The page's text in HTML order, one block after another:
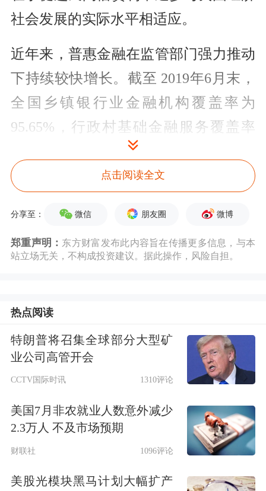
社会发展的实际水平相适应。
近年来，普惠金融在监管部门强力推动
下持续较快增长。截至 2019年6月末，
全国乡镇银行业金融机构覆盖率为
95.65%，行政村基础金融服务覆盖率
99.20%；全国小微企业贷款余额35.63
万亿元，其中普惠型小微企业贷款(单
贷款)余额10.7万亿元，较年初增长
14.27%。普惠金融的快速发展有助于改
近年来市场贷款利率水平也在稳步下
降，我国央行公布的一年期贷款基准利
率已由2015年年初的5.35%逐步调降至
2019年的4.35%。与此同时，2019年的
LPR改革，带动了贷款利率明显下行，
为民间借贷利率水平下降创造了有利条
件，提供了充足的空间。与此同时，伴
随着金融科技和消费金融行业的发展，
点击阅读全文
分享至： 微信 朋友圈 微博
郑重声明： 东方财富发布此内容旨在传播更多信息，与本
站立场无关，不构成投资建议。据此操作，风险自担。
热点阅读
特朗普将召集全球部分大型矿
业公司高管开会
CCTV国际时讯 1310评论
美国7月非农就业人数意外减少
2.3万人 不及市场预期
财联社 1096评论
美股光模块黑马计划大幅扩产